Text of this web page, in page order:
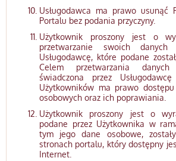
Usługodawca ma prawo usunąć
Portalu bez podania przyczyny.
Użytkownik proszony jest o
przetwarzanie swoich danych
Usługodawcę, które podane
Celem przetwarzania
świadczona przez
Użytkowników ma prawo
osobowych oraz ich poprawiania.
Użytkownik proszony jest o
podane przez Użytkownika w
tym jego dane osobowe,
stronach portalu, który dostępny
Internet.